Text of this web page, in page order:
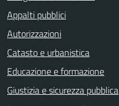
Appalti pubblici
Autorizzazioni
Catasto e urbanistica
Educazione e formazione
Giustizia e sicurezza pubblica